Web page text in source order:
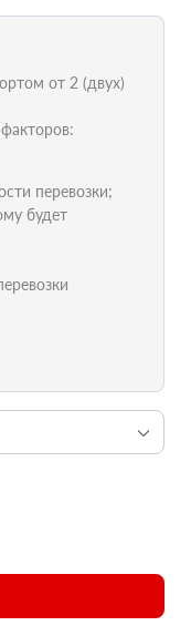
от 2 (двух)
перевозки;
будет